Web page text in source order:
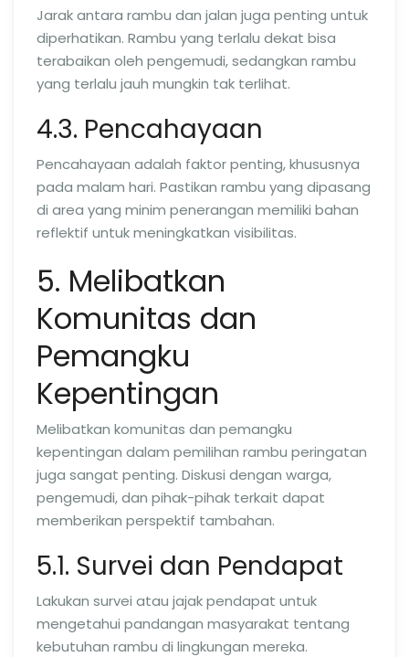
Jarak antara rambu dan jalan juga penting untuk
diperhatikan. Rambu yang terlalu dekat bisa
terabaikan oleh pengemudi, sedangkan rambu
yang terlalu jauh mungkin tak terlihat.
4.3. Pencahayaan
Pencahayaan adalah faktor penting, khususnya
pada malam hari. Pastikan rambu yang dipasang
di area yang minim penerangan memiliki bahan
reflektif untuk meningkatkan visibilitas.
5. Melibatkan
Komunitas dan
Pemangku
Kepentingan
Melibatkan komunitas dan pemangku
kepentingan dalam pemilihan rambu peringatan
juga sangat penting. Diskusi dengan warga,
pengemudi, dan pihak-pihak terkait dapat
memberikan perspektif tambahan.
5.1. Survei dan Pendapat
Lakukan survei atau jajak pendapat untuk
mengetahui pandangan masyarakat tentang
kebutuhan rambu di lingkungan mereka.